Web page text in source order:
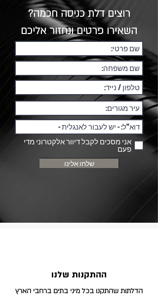
רוצים דלת כניסה חכמה?
השאירו פרטים ונחזור אליכם
אני מסכים לקבל דיוור אלקטרוני מדי
פעם
שלחו אלינו
ההתקנות שלנו
הדלתות שהתקנו בכל מיני בתים ברחבי הארץ